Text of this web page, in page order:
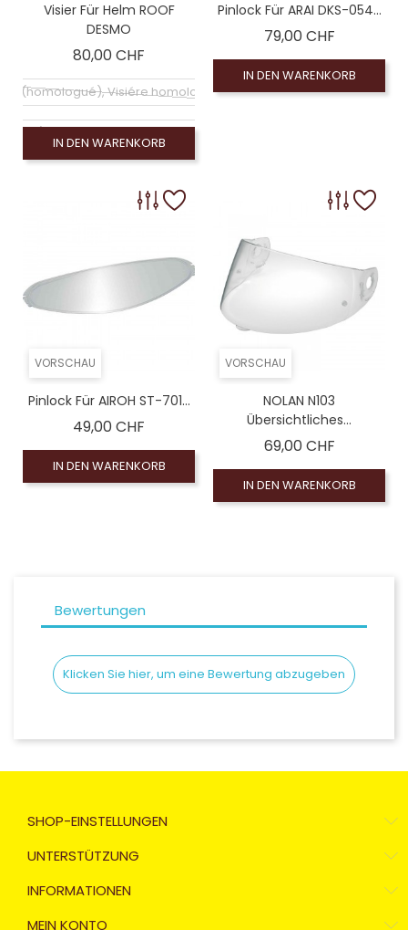
Visier Für Helm ROOF
DESMO
80,00 CHF
(homologué), Visiére homologuée (EXE-2206)
Silberner Spiegelbildschirm (non homologué)
Leinwand Rauch 100% (non homologué)
IN DEN WARENKORB
Pinlock Für ARAI DKS-054...
79,00 CHFPreis
IN DEN WARENKORB
VORSCHAU
Pinlock Für AIROH ST-701...
49,00 CHF
IN DEN WARENKORB
VORSCHAU
NOLAN N103
Übersichtliches...
69,00 CHFPreis
IN DEN WARENKORB
Bewertungen
Klicken Sie hier, um eine Bewertung abzugeben
SHOP-EINSTELLUNGEN
UNTERSTÜTZUNG
INFORMATIONEN
MEIN KONTO